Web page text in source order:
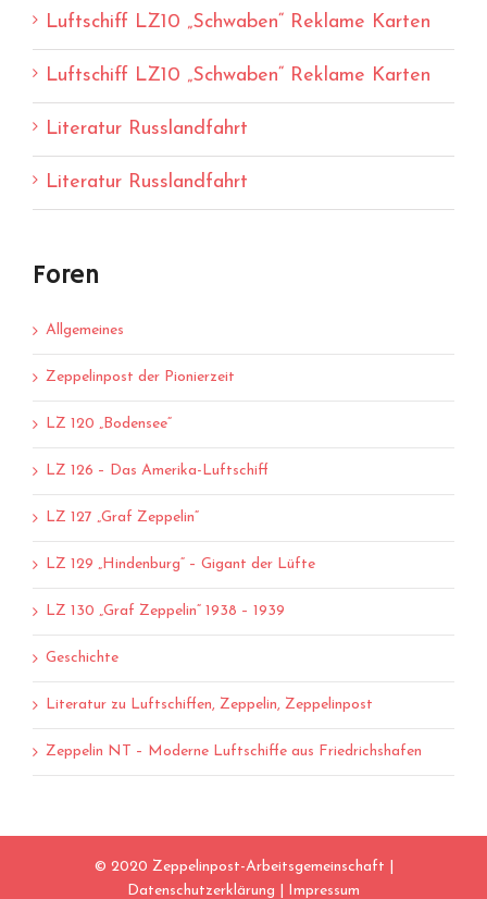
Luftschiff LZ10 „Schwaben“ Reklame Karten
Luftschiff LZ10 „Schwaben“ Reklame Karten
Literatur Russlandfahrt
Literatur Russlandfahrt
Foren
Allgemeines
Zeppelinpost der Pionierzeit
LZ 120 „Bodensee“
LZ 126 – Das Amerika-Luftschiff
LZ 127 „Graf Zeppelin“
LZ 129 „Hindenburg“ – Gigant der Lüfte
LZ 130 „Graf Zeppelin“ 1938 – 1939
Geschichte
Literatur zu Luftschiffen, Zeppelin, Zeppelinpost
Zeppelin NT – Moderne Luftschiffe aus Friedrichshafen
© 2020 Zeppelinpost-Arbeitsgemeinschaft |
Datenschutzerklärung
Impressum